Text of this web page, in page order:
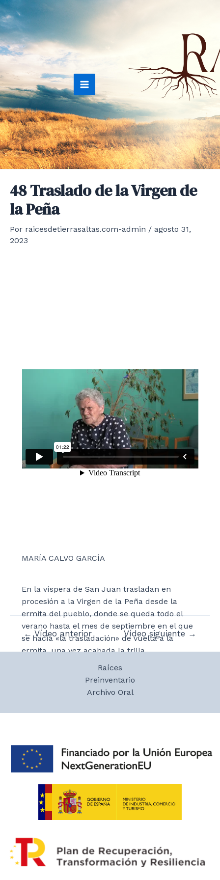
Ir
al
contenido
Main
Menu
48 Traslado de la Virgen de
la Peña
Por raicesdetierrasaltas.com-admin / agosto 31,
2023
MARÍA CALVO GARCÍA
En la víspera de San Juan trasladan en
procesión a la Virgen de la Peña desde la
ermita del pueblo, donde se queda todo el
verano hasta el mes de septiembre en el que
se hacía «la trasladación» de vuelta a la
ermita, una vez acabada la trilla.
Navegación
← Vídeo anterior Vídeo siguiente →
Raíces
Preinventario
Archivo Oral